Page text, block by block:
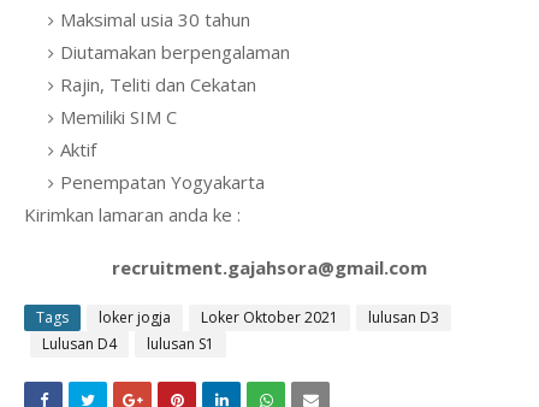
Maksimal usia 30 tahun
Diutamakan berpengalaman
Rajin, Teliti dan Cekatan
Memiliki SIM C
Aktif
Penempatan Yogyakarta
Kirimkan lamaran anda ke :
recruitment.gajahsora@gmail.com
Tags loker jogja Loker Oktober 2021
lulusan D3
Lulusan D4
lulusan S1